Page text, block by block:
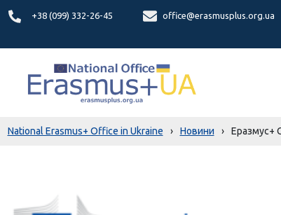
+38 (099) 332-26-45
office@erasmusplus.org.ua
National Erasmus+ Office in Ukraine › Новини › Еразмус+